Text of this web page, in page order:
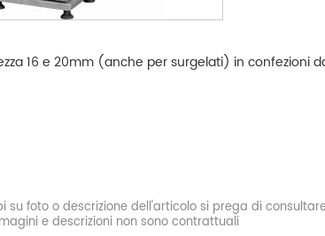
16 e 20mm (anche per surgelati) in confezioni
su foto o descrizione dell'articolo si prega di
e descrizioni non sono contrattuali